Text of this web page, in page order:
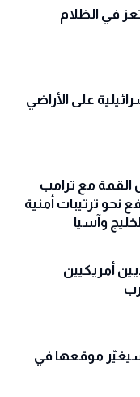
في الظلام
على الأراضي
مع ترامب
نحو ترتيبات أمنية
وآسيا
أمريكيين
موقعها في